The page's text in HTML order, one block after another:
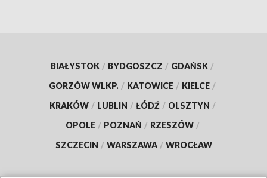
BIAŁYSTOK / BYDGOSZCZ / GDAŃSK /
GORZÓW WLKP. / KATOWICE / KIELCE /
KRAKÓW / LUBLIN / ŁÓDŹ / OLSZTYN /
OPOLE / POZNAŃ / RZESZÓW /
SZCZECIN / WARSZAWA / WROCŁAW